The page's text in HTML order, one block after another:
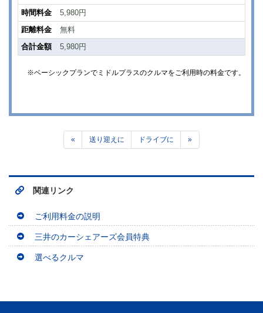
時間料金
5,980円
距離料金
無料
合計金額
5,980円
※ベーシックプランでミドルプラスのクルマをご利用時の料金です。
« 送り迎えに ドライブに »
関連リンク
ご利用料金の説明
三井のカーシェアーズ会員特典
選べるクルマ